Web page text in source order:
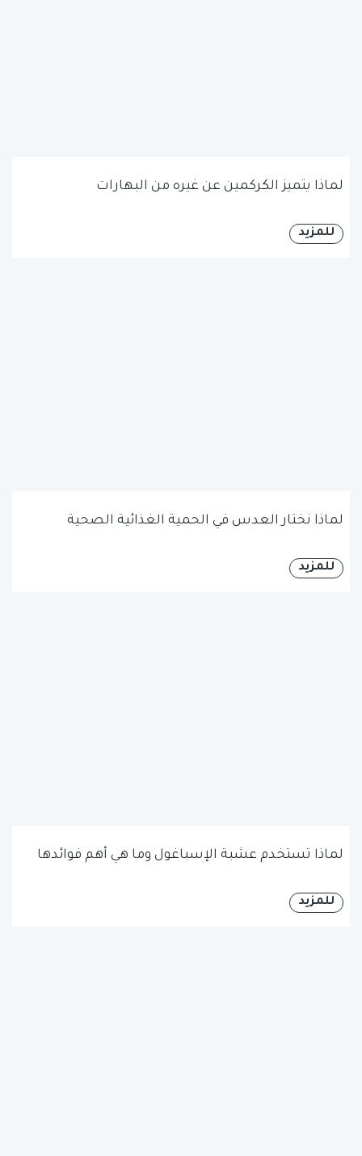
لماذا يتميز الكركمين عن غيره من البهارات
للمزيد
لماذا نختار العدس في الحمية الغذائية الصحية
للمزيد
لماذا تستخدم عشبة الإسباغول وما هي أهم فوائدها
للمزيد